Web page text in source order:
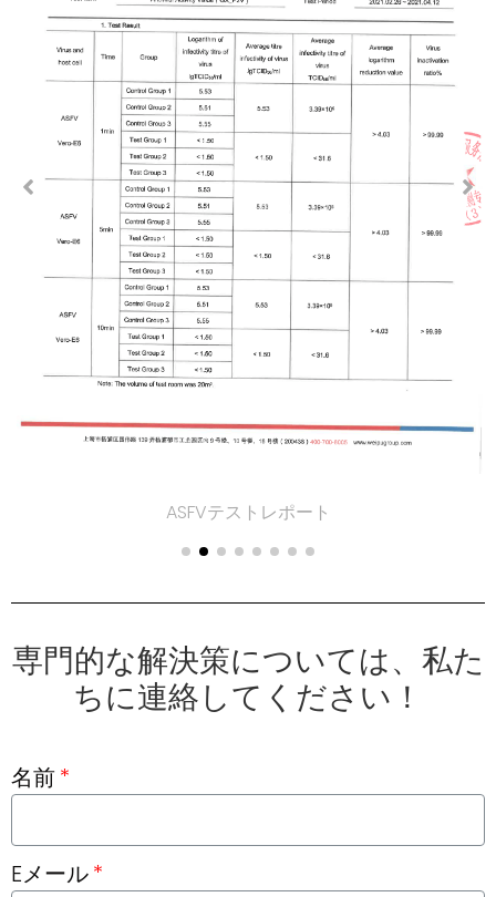
ASFVテストレポート
専門的な解決策については、私た
ちに連絡してください！
名前
Eメール